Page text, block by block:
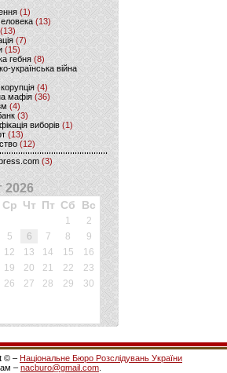
(1)
(13)
(13)
(7)
(15)
гебня (8)
українська війна
(4)
мафія (36)
(4)
(3)
виборів (1)
(13)
(12)
(3)
2026
Ср Чт Пт Сб Вс
1
2
5 6 7 8
9
12 13 14 15
16
19 20 21 22
23
26 27 28 29
30
© – Національне Бюро Розслідувань України
– nacburo@gmail.com